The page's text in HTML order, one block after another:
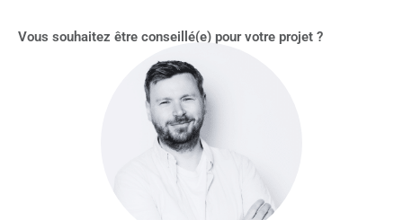
Vous souhaitez être conseillé(e) pour votre projet ?